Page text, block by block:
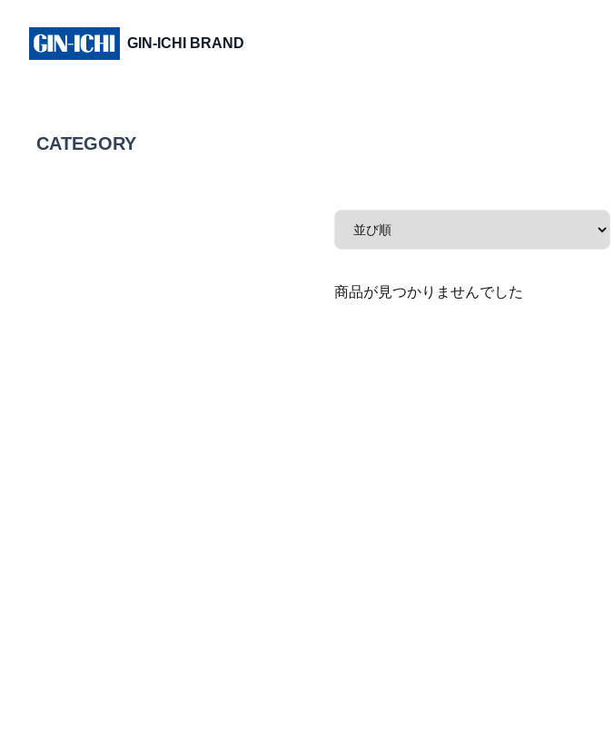
GIN-ICHI BRAND
CATEGORY
商品が見つかりませんでした